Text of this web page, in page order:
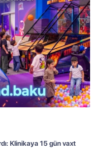
Klinikaya 15 gün vaxt